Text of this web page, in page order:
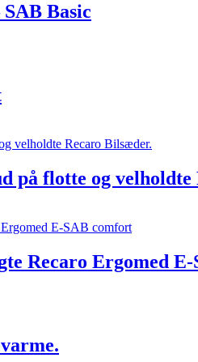
Basic
på flotte og velholdte
Recaro Ergomed